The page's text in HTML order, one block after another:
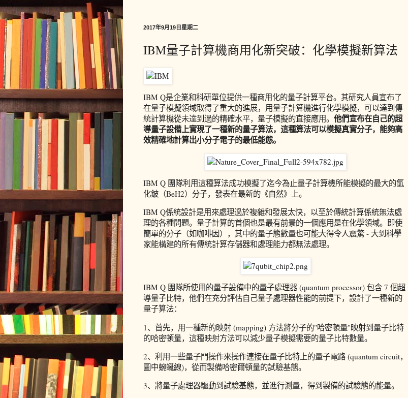
2017年9月19日星期二
IBM量子計算機商用化新突破：化學模擬新算法
IBM Q是企業和科研單位提供一種商用化的量子計算平台。其研究人員宣布了
在量子模擬領域取得了重大的進展，用量子計算機進行化學模擬，可以達到傳
統計算機從未達到過的精確水平，量子模擬的直接應用。 他們宣布在自己的超
導量子設備上實現了一種新的量子算法，這種算法可以模擬真實分子，能夠高
效精確地計算出小分子電子的最低能態。
IBM Q 團隊利用這種算法成功模擬了迄今為止量子計算機所能模擬的最大的氫
化鈹（BeH2）分子，發表在最新的《自然》上。
IBM Q係統設計是用來處理過於複雜和發展太快，以至於傳統計算係統無法處
理的各種問題。量子計算的首個也是最有前景的一個應用是在化學領域。即使
簡單的分子（如咖啡因），其中的量子態數量也可能大得令人震驚 - 大到科學
家能構建的所有傳統計算存儲器和處理能力都無法處理。
IBM Q 團隊所使用的量子設備中的量子處理器 (quantum processor) 包含 7 個超
導量子比特，他們在充分評估自己量子處理器性能的前提下，設計了一種新的
量子算法：
1、首先，用一種新的映射 (mapping) 方法將分子的"哈密頓量"映射到量子比特
的哈密頓量，這種映射方法可以減少量子模擬需要的量子比特數量。
2、利用一些量子門操作來操作連接在量子比特上的量子電路 (quantum circuit，
圖中蜿蜒線)，從而製備哈密爾頓量的試驗基態。
3、將量子處理器驅動到試驗基態，並進行測量，得到製備的試驗態的能量。